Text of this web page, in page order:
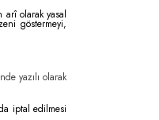
olarak yasal
göstermeyi,
yazılı olarak
iptal edilmesi